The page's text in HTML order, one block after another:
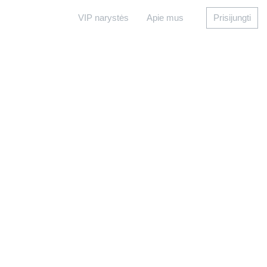
VIP narystės Apie mus Prisijungti